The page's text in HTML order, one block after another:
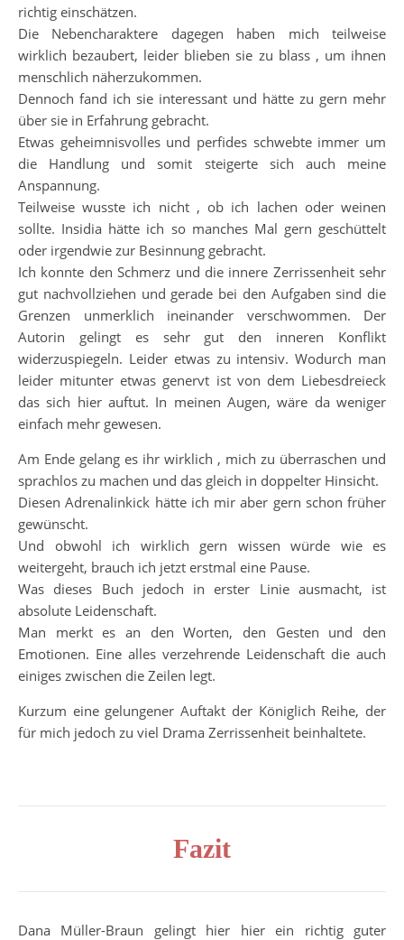
richtig einschätzen.
Die Nebencharaktere dagegen haben mich teilweise
wirklich bezaubert, leider blieben sie zu blass , um ihnen
menschlich näherzukommen.
Dennoch fand ich sie interessant und hätte zu gern mehr
über sie in Erfahrung gebracht.
Etwas geheimnisvolles und perfides schwebte immer um
die Handlung und somit steigerte sich auch meine
Anspannung.
Teilweise wusste ich nicht , ob ich lachen oder weinen
sollte. Insidia hätte ich so manches Mal gern geschüttelt
oder irgendwie zur Besinnung gebracht.
Ich konnte den Schmerz und die innere Zerrissenheit sehr
gut nachvollziehen und gerade bei den Aufgaben sind die
Grenzen unmerklich ineinander verschwommen. Der
Autorin gelingt es sehr gut den inneren Konflikt
widerzuspiegeln. Leider etwas zu intensiv. Wodurch man
leider mitunter etwas genervt ist von dem Liebesdreieck
das sich hier auftut. In meinen Augen, wäre da weniger
einfach mehr gewesen.
Am Ende gelang es ihr wirklich , mich zu überraschen und
sprachlos zu machen und das gleich in doppelter Hinsicht.
Diesen Adrenalinkick hätte ich mir aber gern schon früher
gewünscht.
Und obwohl ich wirklich gern wissen würde wie es
weitergeht, brauch ich jetzt erstmal eine Pause.
Was dieses Buch jedoch in erster Linie ausmacht, ist
absolute Leidenschaft.
Man merkt es an den Worten, den Gesten und den
Emotionen. Eine alles verzehrende Leidenschaft die auch
einiges zwischen die Zeilen legt.
Kurzum eine gelungener Auftakt der Königlich Reihe, der
für mich jedoch zu viel Drama Zerrissenheit beinhaltete.
Fazit
Dana Müller-Braun gelingt hier hier ein richtig guter